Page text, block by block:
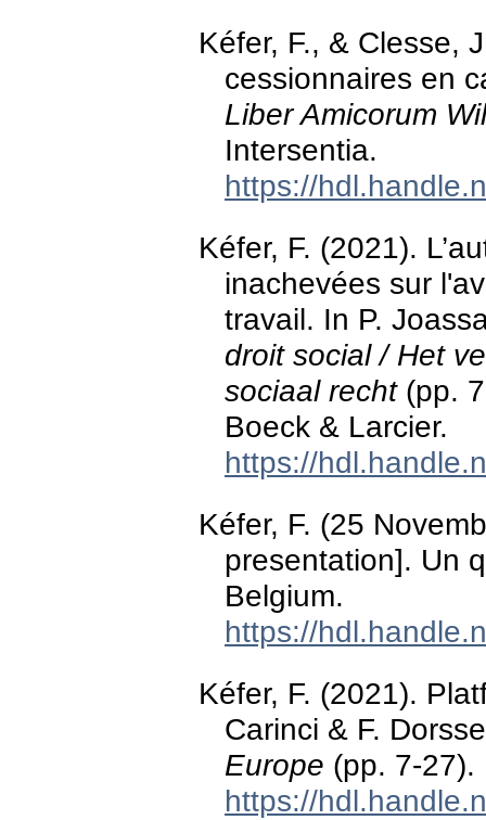
Kéfer, F., & Clesse,
cessionnaires en
Liber Amicorum
Intersentia.
https://
Kéfer, F. (2021).
inachevées sur
travail. In P.
droit social / Het
sociaal recht(pp.
Boeck & Larcier.
https://
Kéfer, F. (25
presentation]. Un
Belgium.
https://
Kéfer, F. (2021).
Carinci & F.
Europe (pp. 7-27).
https://